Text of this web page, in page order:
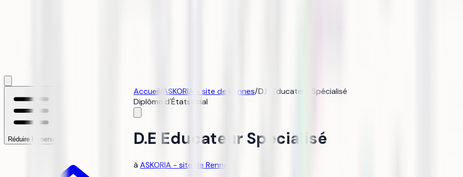
Réduire le menu
Accueil/ ASKORIA - site de Rennes/D.E Educateur Spécialisé
Diplôme d'Étatsocial
D.E Educateur Spécialisé
à ASKORIA - site de Rennes